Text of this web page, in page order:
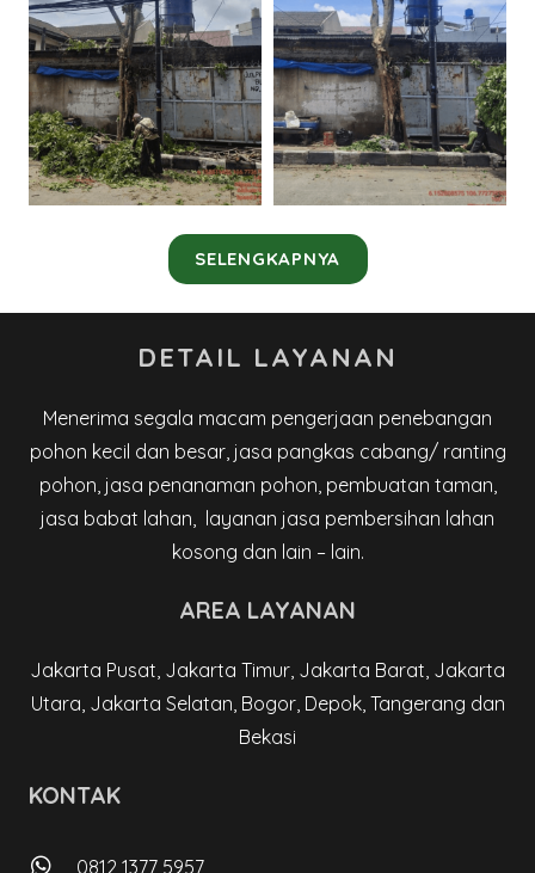
SELENGKAPNYA
DETAIL LAYANAN
Menerima segala macam pengerjaan penebangan
pohon kecil dan besar, jasa pangkas cabang/ ranting
pohon, jasa penanaman pohon, pembuatan taman,
jasa babat lahan, layanan jasa pembersihan lahan
kosong dan lain – lain.
AREA LAYANAN
Jakarta Pusat, Jakarta Timur, Jakarta Barat, Jakarta
Utara, Jakarta Selatan, Bogor, Depok, Tangerang dan
Bekasi
KONTAK
0812 1377 5957